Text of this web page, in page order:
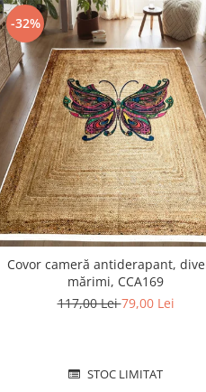
-32%
Covor cameră antiderapant,
mărimi, CCA169
117,00 Lei79,00 Lei
STOC LIMITAT